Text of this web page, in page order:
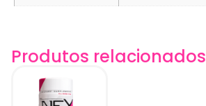
Produtos relacionados